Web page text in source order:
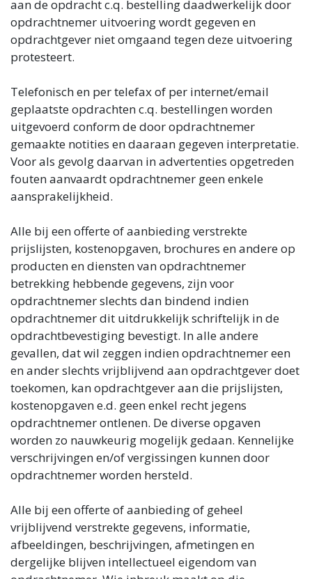
aan de opdracht c.q. bestelling daadwerkelijk door
opdrachtnemer uitvoering wordt gegeven en
opdrachtgever niet omgaand tegen deze uitvoering
protesteert.
Telefonisch en per telefax of per internet/email
geplaatste opdrachten c.q. bestellingen worden
uitgevoerd conform de door opdrachtnemer
gemaakte notities en daaraan gegeven interpretatie.
Voor als gevolg daarvan in advertenties opgetreden
fouten aanvaardt opdrachtnemer geen enkele
aansprakelijkheid.
Alle bij een offerte of aanbieding verstrekte
prijslijsten, kostenopgaven, brochures en andere op
producten en diensten van opdrachtnemer
betrekking hebbende gegevens, zijn voor
opdrachtnemer slechts dan bindend indien
opdrachtnemer dit uitdrukkelijk schriftelijk in de
opdrachtbevestiging bevestigt. In alle andere
gevallen, dat wil zeggen indien opdrachtnemer een
en ander slechts vrijblijvend aan opdrachtgever doet
toekomen, kan opdrachtgever aan die prijslijsten,
kostenopgaven e.d. geen enkel recht jegens
opdrachtnemer ontlenen. De diverse opgaven
worden zo nauwkeurig mogelijk gedaan. Kennelijke
verschrijvingen en/of vergissingen kunnen door
opdrachtnemer worden hersteld.
Alle bij een offerte of aanbieding of geheel
vrijblijvend verstrekte gegevens, informatie,
afbeeldingen, beschrijvingen, afmetingen en
dergelijke blijven intellectueel eigendom van